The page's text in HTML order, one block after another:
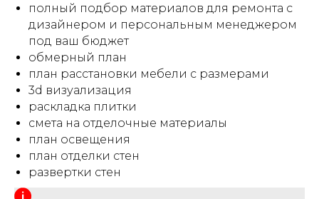
полный подбор материалов для ремонта с
дизайнером и персональным менеджером
под ваш бюджет
обмерный план
план расстановки мебели с размерами
3d визуализация
раскладка плитки
смета на отделочные материалы
план освещения
план отделки стен
развертки стен